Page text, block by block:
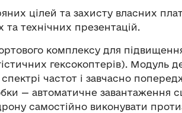
цілей та захисту власних
технічних презентацій.
комплексу для
гексокоптерів). Модуль
частот і завчасно
— автоматичне завантаження
самостійно виконувати